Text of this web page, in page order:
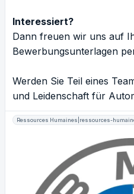
Interessiert?
Dann freuen wir uns auf
Bewerbungsunterlagen
Werden Sie Teil eines
und Leidenschaft für
Ressources Humaines|ressources-